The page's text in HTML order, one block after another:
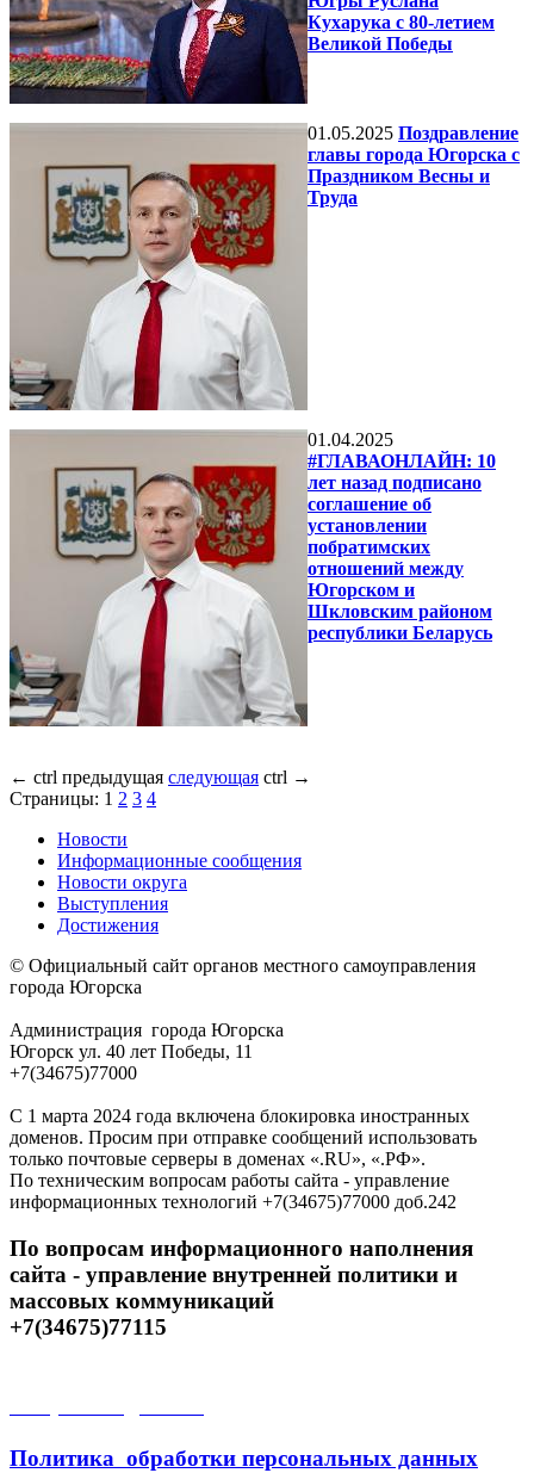
Кухарука с 80-летием
Великой Победы
01.05.2025 Поздравление
главы города Югорска с
Праздником Весны и
Труда
01.04.2025
#ГЛАВАОНЛАЙН: 10
лет назад подписано
соглашение об
установлении
побратимских
отношений между
Югорском и
Шкловским районом
республики Беларусь
← ctrl предыдущая следующая ctrl →
Страницы: 1 2 3 4
Новости
Информационные сообщения
Новости округа
Выступления
Достижения
© Официальный сайт органов местного самоуправления
города Югорска
Администрация города Югорска
Югорск ул. 40 лет Победы, 11
+7(34675)77000
С 1 марта 2024 года включена блокировка иностранных
доменов. Просим при отправке сообщений использовать
только почтовые серверы в доменах «.RU», «.РФ».
По техническим вопросам работы сайта - управление
информационных технологий +7(34675)77000 доб.242
По вопросам информационного наполнения
сайта - управление внутренней политики и
массовых коммуникаций
+7(34675)77115
Политика обработки персональных данных